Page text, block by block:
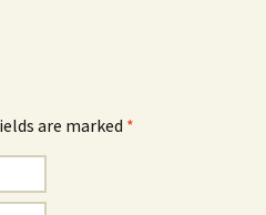
are marked *